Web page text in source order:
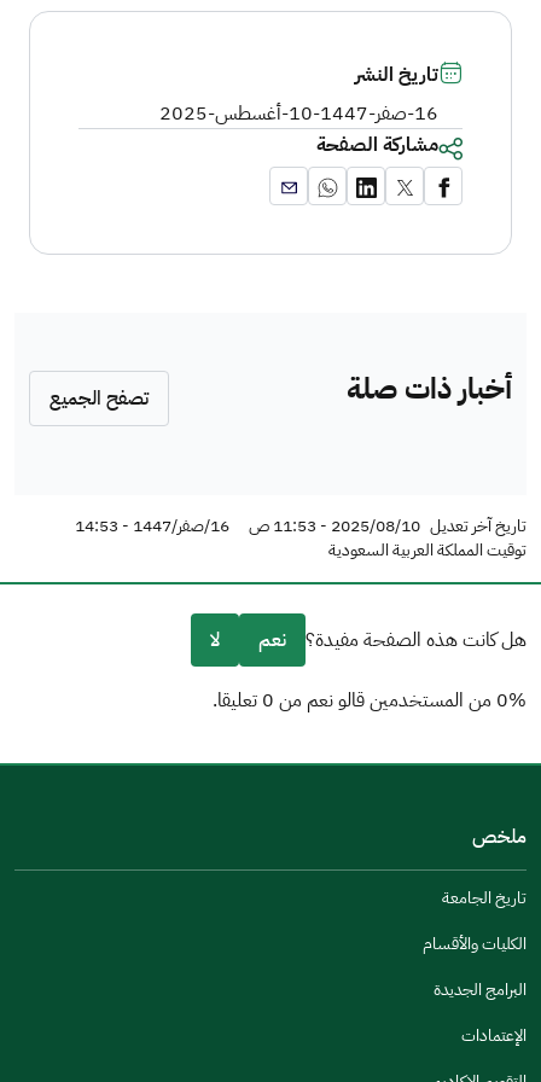
تاريخ النشر
16-صفر-1447
-10-أغسطس-2025
مشاركة الصفحة
أخبار ذات صلة تصفح الجميع
تاريخ آخر تعديل 2025/08/10 - 11:53 ص
16/صفر/1447 - 14:53
توقيت المملكة العربية السعودية
هل كانت هذه الصفحة مفيدة؟ نعم لا
0% من المستخدمين قالو نعم من 0 تعليقا.
مكتوبة بشكل جيد
الإجابات كانت مرتبطة
تصميمه يجعله سهل القراءة
أخرى
ملخص
تاريخ الجامعة
الكليات والأقسام
البرامج الجديدة
الإعتمادات